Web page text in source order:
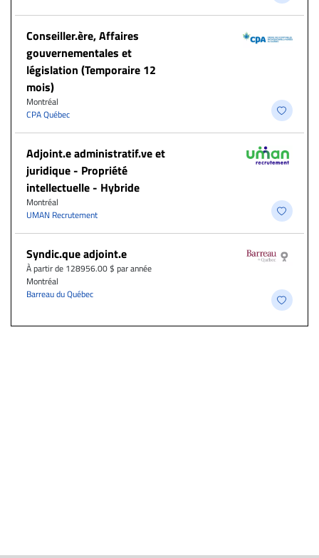
Conseiller.ère, Affaires
gouvernementales et
législation (Temporaire 12
mois)
Montréal
CPA Québec
Adjoint.e administratif.ve et
juridique - Propriété
intellectuelle - Hybride
Montréal
UMAN Recrutement
Syndic.que adjoint.e
À partir de 128956.00 $ par année
Montréal
Barreau du Québec